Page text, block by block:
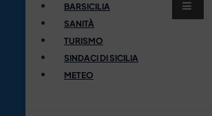
BARSICILIA
SANITÀ
TURISMO
SINDACI DI SICILIA
METEO